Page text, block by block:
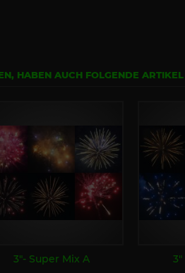
HABEN AUCH FOLGENDE ARTIKEL
3"- Super Mix A